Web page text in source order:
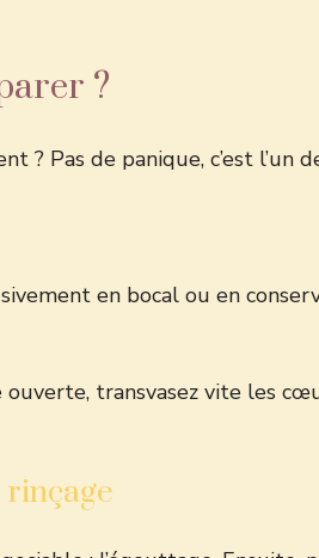
?
? Pas de panique, c’est
en bocal ou en
transvasez vite les
rinçage